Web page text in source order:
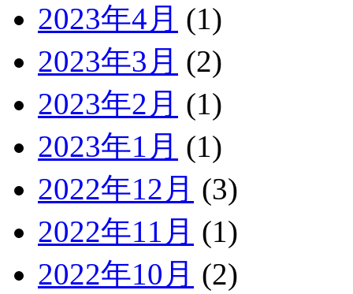
2023年4月 (1)
2023年3月 (2)
2023年2月 (1)
2023年1月 (1)
2022年12月 (3)
2022年11月 (1)
2022年10月 (2)